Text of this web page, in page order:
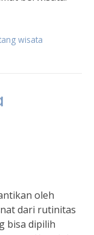
wisata
oleh
dari rutinitas
bisa dipilih